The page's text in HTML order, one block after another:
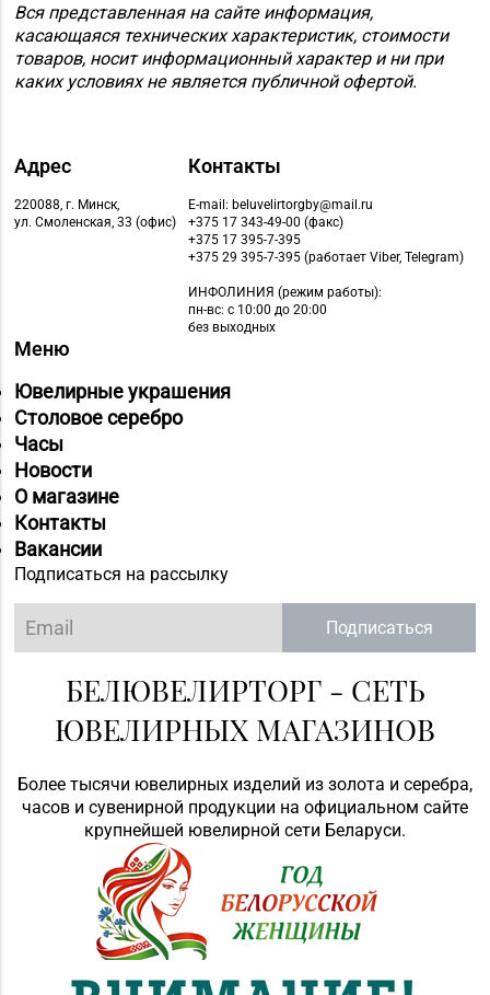
Вся представленная на сайте информация,
касающаяся технических характеристик, стоимости
товаров, носит информационный характер и ни при
каких условиях не является публичной офертой.
Адрес
220088, г. Минск,
ул. Смоленская, 33 (офис)
Контакты
E-mail: beluvelirtorgby@mail.ru
+375 17 343-49-00 (факс)
+375 17 395-7-395
+375 29 395-7-395 (работает Viber, Telegram)
ИНФОЛИНИЯ (режим работы):
пн-вс: с 10:00 до 20:00
без выходных
Меню
Ювелирные украшения
Столовое серебро
Часы
Новости
О магазине
Контакты
Вакансии
Подписаться на рассылку
Подписаться
БЕЛЮВЕЛИРТОРГ - СЕТЬ
ЮВЕЛИРНЫХ МАГАЗИНОВ
Более тысячи ювелирных изделий из золота и серебра,
часов и сувенирной продукции на официальном сайте
крупнейшей ювелирной сети Беларуси.